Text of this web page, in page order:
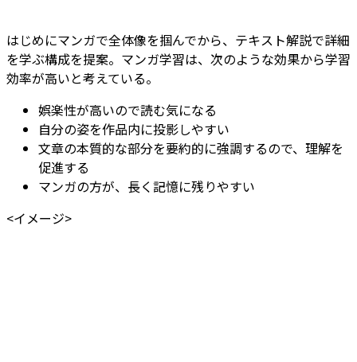
はじめにマンガで全体像を掴んでから、テキスト解説で詳細
を学ぶ構成を提案。マンガ学習は、次のような効果から学習
効率が高いと考えている。
娯楽性が高いので読む気になる
自分の姿を作品内に投影しやすい
文章の本質的な部分を要約的に強調するので、理解を
促進する
マンガの方が、長く記憶に残りやすい
<イメージ>